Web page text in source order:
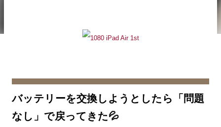
バッテリーを交換しようとしたら「問題
なし」で戻ってきた💦